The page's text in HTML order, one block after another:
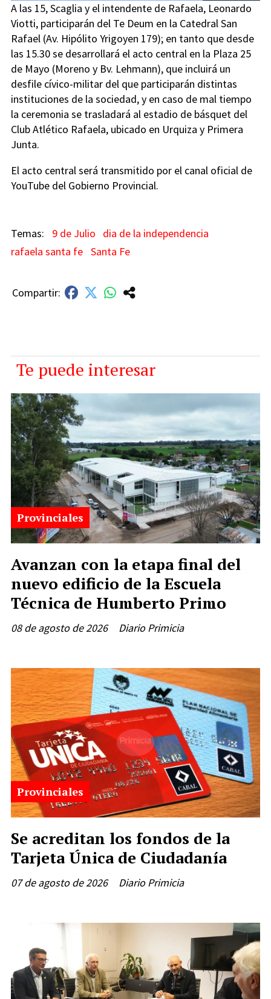
A las 15, Scaglia y el intendente de Rafaela, Leonardo
Viotti, participarán del Te Deum en la Catedral San
Rafael (Av. Hipólito Yrigoyen 179); en tanto que desde
las 15.30 se desarrollará el acto central en la Plaza 25
de Mayo (Moreno y Bv. Lehmann), que incluirá un
desfile cívico-militar del que participarán distintas
instituciones de la sociedad, y en caso de mal tiempo
la ceremonia se trasladará al estadio de básquet del
Club Atlético Rafaela, ubicado en Urquiza y Primera
Junta.
El acto central será transmitido por el canal oficial de
YouTube del Gobierno Provincial.
9 de Julio
dia de la independencia
rafaela santa fe Santa Fe
Te puede interesar
Avanzan con la etapa final del
nuevo edificio de la Escuela
Técnica de Humberto Primo
Diario Primicia
Provinciales
08 de agosto de 2026
Se acreditan los fondos de la
Tarjeta Única de Ciudadanía
Diario Primicia
Provinciales
07 de agosto de 2026